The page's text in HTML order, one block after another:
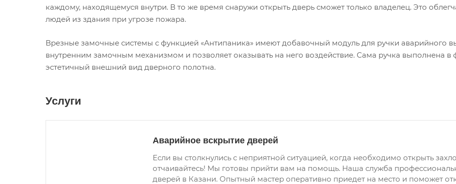
каждому, находящемуся внутри. В то же время снаружи открыть дверь сможет только владелец. Это
людей из здания при угрозе пожара.
Врезные замочные системы с функцией «Антипаника» имеют добавочный модуль для ручки аварийного
внутренним замочным механизмом и позволяет оказывать на него воздействие. Сама ручка выполнена
эстетичный внешний вид дверного полотна.
Услуги
Аварийное вскрытие дверей
Если вы столкнулись с неприятной ситуацией, когда необходимо открыть
отчаивайтесь! Мы готовы прийти вам на помощь. Наша служба
дверей в Казани. Опытный мастер оперативно приедет на место и поможет